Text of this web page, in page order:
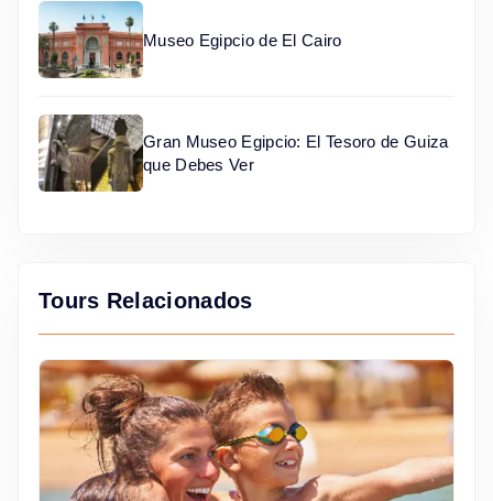
Museo Egipcio de El Cairo
Gran Museo Egipcio: El Tesoro de Guiza
que Debes Ver
Tours Relacionados